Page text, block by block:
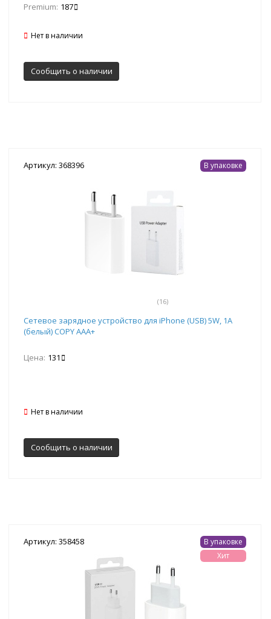
Premium: 187
Нет в наличии
Сообщить о наличии
Артикул: 368396
(16)
В упаковке
Сетевое зарядное устройство для iPhone (USB) 5W, 1A
(белый) COPY AAA+
Цена: 131
Нет в наличии
Сообщить о наличии
Артикул: 358458
В упаковке
Хит